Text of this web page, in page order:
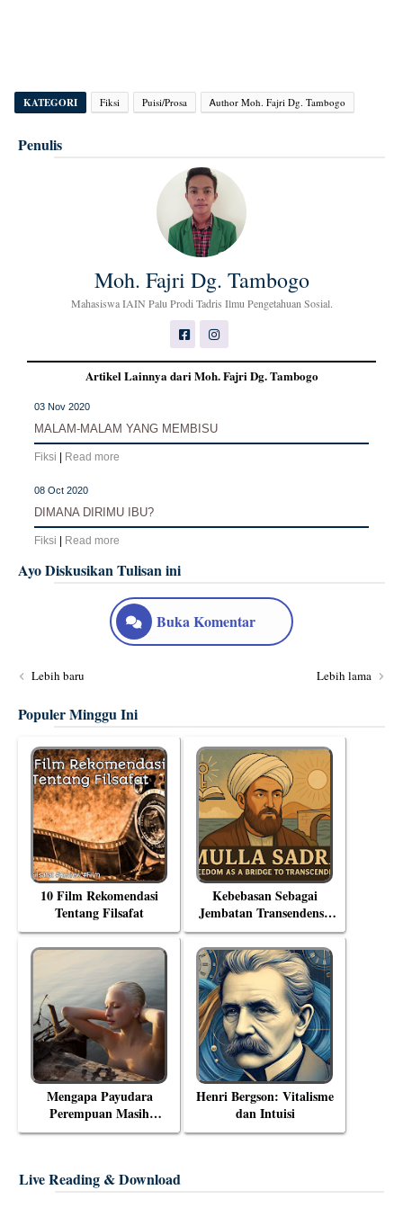
KATEGORI Fiksi Puisi/Prosa Ꭺuthor Moh. Fajri Dg. Tambogo
Penulis
Moh. Fajri Dg. Tambogo
Mahasiswa IAIN Palu Prodi Tadris Ilmu Pengetahuan Sosial.
Artikel Lainnya dari Moh. Fajri Dg. Tambogo
03 Nov 2020
MALAM-MALAM YANG MEMBISU
Fiksi Read more
08 Oct 2020
DIMANA DIRIMU IBU?
Fiksi Read more
Ayo Diskusikan Tulisan ini
Buka Komentar
Lebih baru Lebih lama
Populer Minggu Ini
10 Film Rekomendasi
Tentang Filsafat
Kebebasan Sebagai
Jembatan Transendensi:
Menyelami Filsafat
Eksistensial Mulla Sadra
Mengapa Payudara
Perempuan Masih
Menjadi Objek Tabu?
Henri Bergson: Vitalisme
dan Intuisi
Live Reading & Download